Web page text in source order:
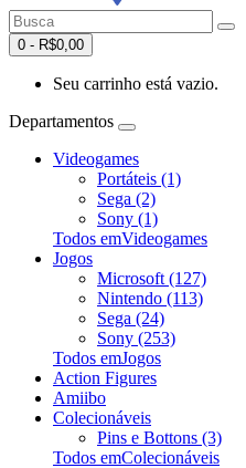
0 - R$0,00
Seu carrinho está vazio.
Departamentos
Videogames
Portáteis (1)
Sega (2)
Sony (1)
Todos emVideogames
Jogos
Microsoft (127)
Nintendo (113)
Sega (24)
Sony (253)
Todos emJogos
Action Figures
Amiibo
Colecionáveis
Pins e Bottons (3)
Todos emColecionáveis